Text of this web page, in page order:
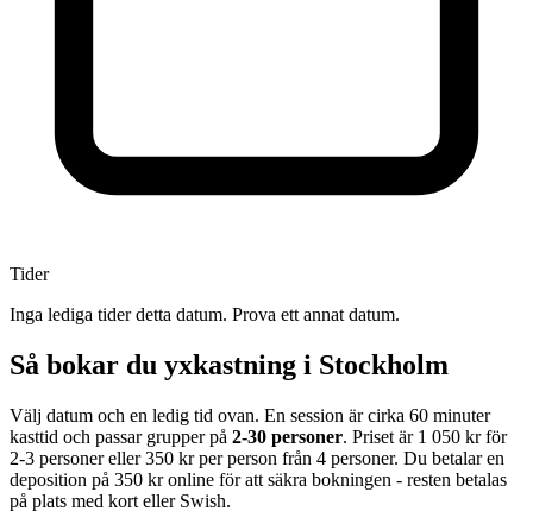
Tider
Inga lediga tider detta datum. Prova ett annat datum.
Så bokar du yxkastning i Stockholm
Välj datum och en ledig tid ovan. En session är cirka 60 minuter
kasttid och passar grupper på 2-30 personer. Priset är 1 050 kr för
2-3 personer eller 350 kr per person från 4 personer. Du betalar en
deposition på 350 kr online för att säkra bokningen - resten betalas
på plats med kort eller Swish.